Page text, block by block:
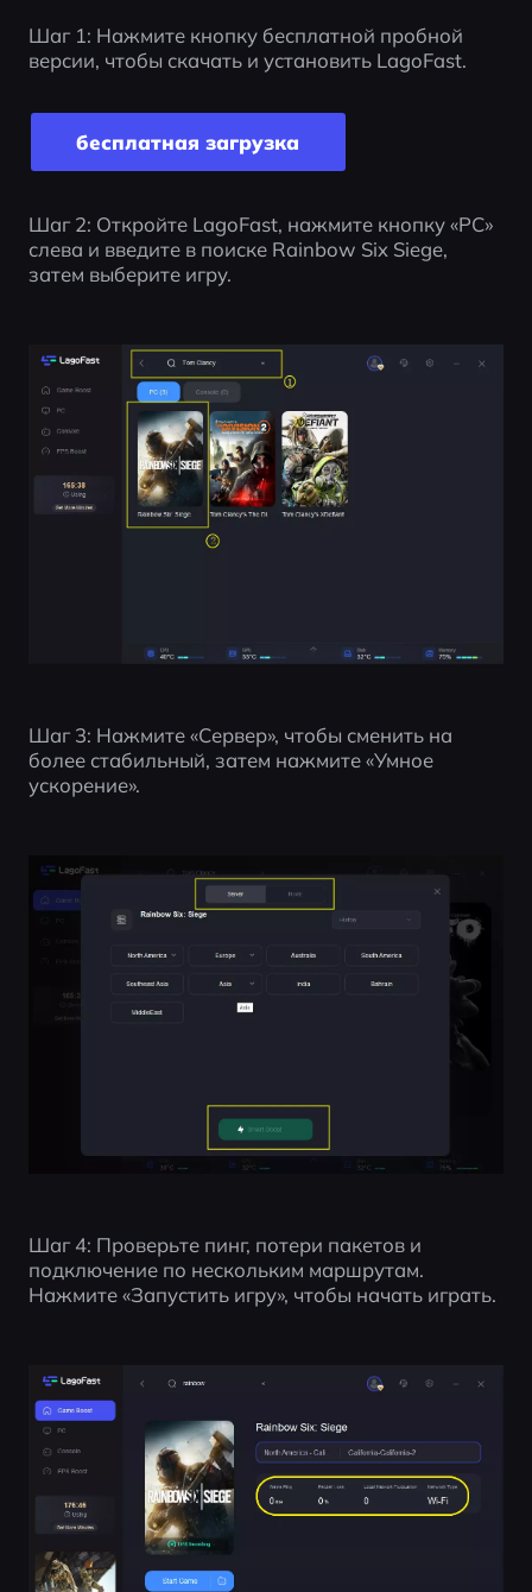
Шаг 1: Нажмите кнопку бесплатной пробной
версии, чтобы скачать и установить LagoFast.
бесплатная загрузка
Шаг 2: Откройте LagoFast, нажмите кнопку «PC»
слева и введите в поиске Rainbow Six Siege,
затем выберите игру.
Шаг 3: Нажмите «Сервер», чтобы сменить на
более стабильный, затем нажмите «Умное
ускорение».
Шаг 4: Проверьте пинг, потери пакетов и
подключение по нескольким маршрутам.
Нажмите «Запустить игру», чтобы начать играть.